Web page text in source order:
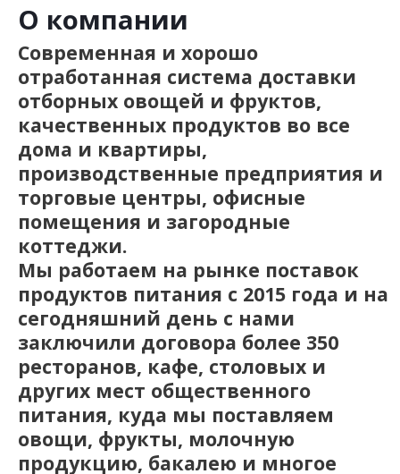
О компании
Современная и хорошо
отработанная система доставки
отборных овощей и фруктов,
качественных продуктов во все
дома и квартиры,
производственные предприятия и
торговые центры, офисные
помещения и загородные
коттеджи.
Мы работаем на рынке поставок
продуктов питания с 2015 года и на
сегодняшний день с нами
заключили договора более 350
ресторанов, кафе, столовых и
других мест общественного
питания, куда мы поставляем
овощи, фрукты, молочную
продукцию, бакалею и многое